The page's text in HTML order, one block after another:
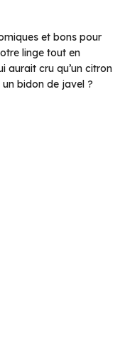
et bons pour
linge tout en
aurait cru qu’un citron
bidon de javel ?